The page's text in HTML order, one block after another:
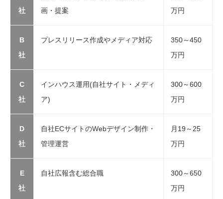
社
画・提案
万円
B
社
プレスリリース作成やメディア対応
350～450
万円
C
社
インハウス運用(自社サイト・メディ
ア)
300～600
万円
D
社
自社ECサイトのWebデザイン制作・
管理運営
月19～25
万円
E
社
自社広報含む総合職
300～650
万円